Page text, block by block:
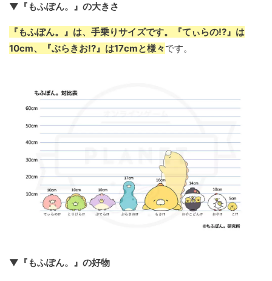
▼『もふぽん。』の大きさ
『もふぽん。』は、手乗りサイズです。『てぃらの!?』は
10cm、『ぶらきお!?』は17cmと様々です。
▼『もふぽん。』の好物